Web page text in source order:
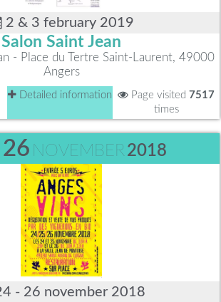
2 & 3 february 2019
Salon Saint Jean
- Place du Tertre Saint-Laurent, 49000
Angers
Detailed information Page visited 7517
times
NOVEMBER 2018
- 26 november 2018